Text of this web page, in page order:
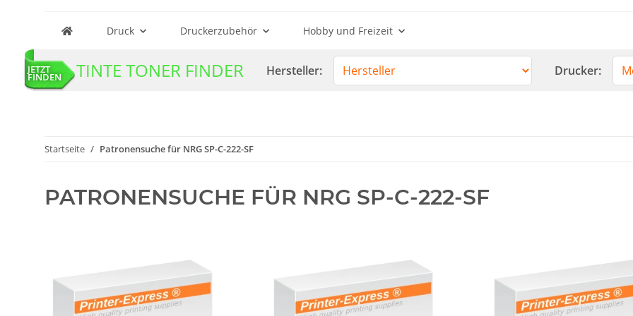
Druck Druckerzubehör Hobby und Freizeit
JETZT
FINDEN TINTE TONER FINDER Hersteller: Drucker:
Startseite Patronensuche für NRG SP-C-222-SF
PATRONENSUCHE FÜR NRG SP-C-222-SF